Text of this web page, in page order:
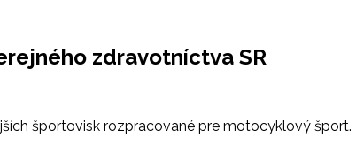
zdravotníctva SR
športovisk rozpracované pre motocyklový šport.